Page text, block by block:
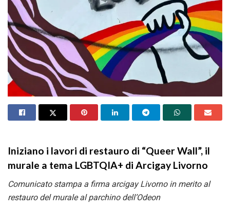
Iniziano i lavori di restauro di “Queer Wall”, il
murale a tema LGBTQIA+ di Arcigay Livorno
Comunicato stampa a firma arcigay Livorno in merito al
restauro del murale al parchino dell’Odeon